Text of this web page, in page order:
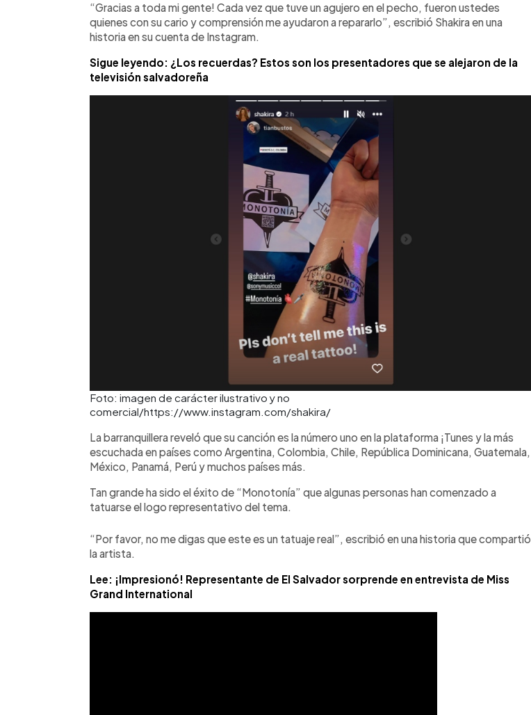
“Gracias a toda mi gente! Cada vez que tuve un agujero en el pecho, fueron ustedes
quienes con su cario y comprensión me ayudaron a repararlo”, escribió Shakira en una
historia en su cuenta de Instagram.
Sigue leyendo: ¿Los recuerdas? Estos son los presentadores que se alejaron de la
televisión salvadoreña
Foto: imagen de carácter ilustrativo y no
comercial/https://www.instagram.com/shakira/
La barranquillera reveló que su canción es la número uno en la plataforma ¡Tunes y la más
escuchada en países como Argentina, Colombia, Chile, República Dominicana, Guatemala,
México, Panamá, Perú y muchos países más.
Tan grande ha sido el éxito de “Monotonía” que algunas personas han comenzado a
tatuarse el logo representativo del tema.
“Por favor, no me digas que este es un tatuaje real”, escribió en una historia que compartió
la artista.
Lee: ¡Impresionó! Representante de El Salvador sorprende en entrevista de Miss
Grand International